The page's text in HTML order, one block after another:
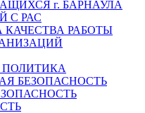
г. БАРНАУЛА
С РАС
РАБОТЫ
БЕЗОПАСНОСТЬ